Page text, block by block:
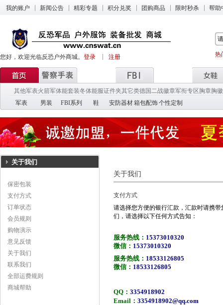
我的账户 新闻公告 精彩专题 积分兑奖 团购商品 限时秒杀 帮助
您好，欢迎光临反恐户外商城。 登录 注册 热
其他军表火箭军体能套装冬体能服证件夹其它类德国二战徽章军衔专区 胸章胸
军表
男装 FBI系列 鞋 安防器材箱包配饰个性定制
关于我们
保密包装
支付方式
订单状态
会员规则
购物演示
意见反馈
关于我们
联系我们
全部运费规则
商城帮助
关于我们
支付方式
请选择您方便的银行汇款，汇款时请携
们 ，请选择以下任何方式告知：
服务热线： 15373010320
微信： 15373010320
服务热线： 18533126805
微信： 18533126805
QQ： 3354918902
Email： 3354918902@qq.com